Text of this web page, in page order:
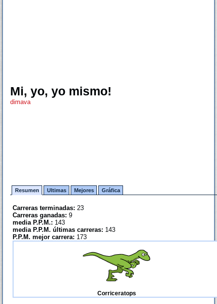
Mi, yo, yo mismo!
dimava
Resumen Ultimas Mejores Gráfica
Carreras terminadas: 23
Carreras ganadas: 9
media P.P.M.: 143
media P.P.M. últimas carreras: 143
P.P.M. mejor carrera: 173
Corriceratops